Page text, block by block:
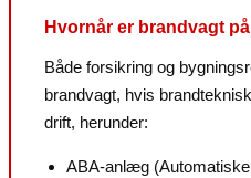
Hvornår er brandvagt
Både forsikring og
brandvagt, hvis
drift, herunder:
ABA-anlæg